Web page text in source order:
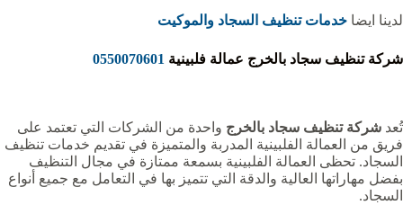
لدينا ايضا خدمات تنظيف السجاد والموكيت
شركة تنظيف سجاد بالخرج عمالة فلبينية 0550070601
تُعد شركة تنظيف سجاد بالخرج واحدة من الشركات التي تعتمد على
فريق من العمالة الفلبينية المدربة والمتميزة في تقديم خدمات تنظيف
السجاد. تحظى العمالة الفلبينية بسمعة ممتازة في مجال التنظيف
بفضل مهاراتها العالية والدقة التي تتميز بها في التعامل مع جميع أنواع
السجاد.